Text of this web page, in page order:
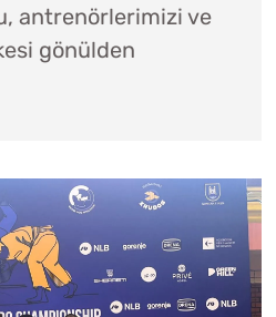
antrenörlerimizi ve
gönülden